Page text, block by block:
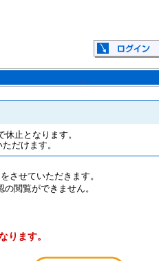
止となります。
だけます。
させていただきます。
閲覧ができません。
ります。